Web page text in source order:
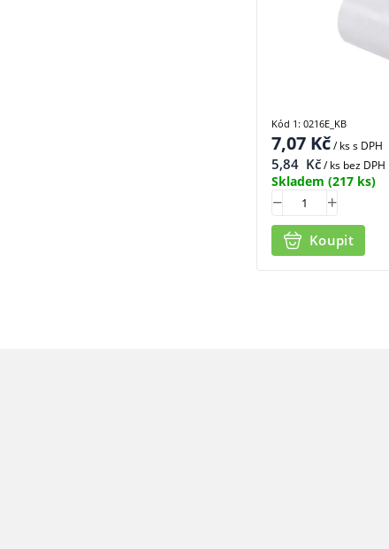
7,07 Kč/ kss DPH
5,84 Kč/ ks bez DPH
Skladem (217 ks)
Koupit
Kód 1: 0216E_KB